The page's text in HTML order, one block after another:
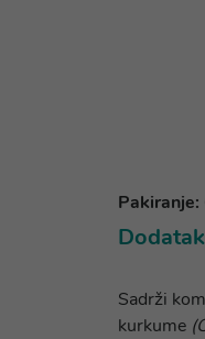
Pakiranje:
Sadrži
kurkume